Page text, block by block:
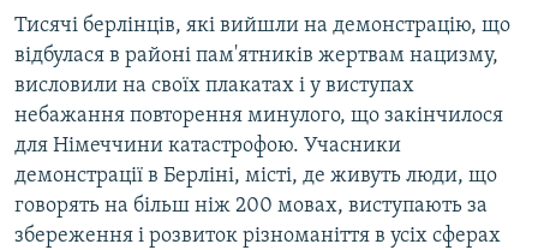
Тисячі берлінців, які вийшли на демонстрацію, що
відбулася в районі пам'ятників жертвам нацизму,
висловили на своїх плакатах і у виступах
небажання повторення минулого, що закінчилося
для Німеччини катастрофою. Учасники
демонстрації в Берліні, місті, де живуть люди, що
говорять на більш ніж 200 мовах, виступають за
збереження і розвиток різноманіття в усіх сферах